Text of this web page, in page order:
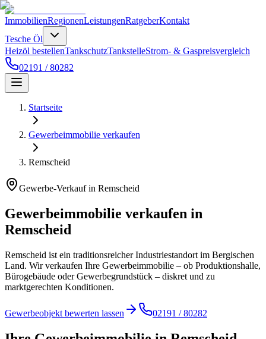
ImmobilienRegionenLeistungenRatgeberKontakt
Tesche Öl
Heizöl bestellenTankschutzTankstelleStrom- & Gaspreisvergleich
02191 / 80282
Startseite
Gewerbeimmobilie verkaufen
Remscheid
Gewerbe-Verkauf in Remscheid
Gewerbeimmobilie verkaufen in
Remscheid
Remscheid ist ein traditionsreicher Industriestandort im Bergischen
Land. Wir verkaufen Ihre Gewerbeimmobilie – ob Produktionshalle,
Bürogebäude oder Gewerbegrundstück – diskret und zu
marktgerechten Konditionen.
Gewerbeobjekt bewerten lassen 02191 / 80282